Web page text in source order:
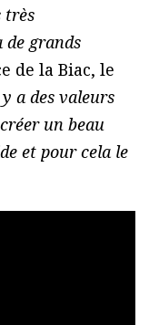
très
de grands
de la Biac, le
a des valeurs
un beau
et pour cela le